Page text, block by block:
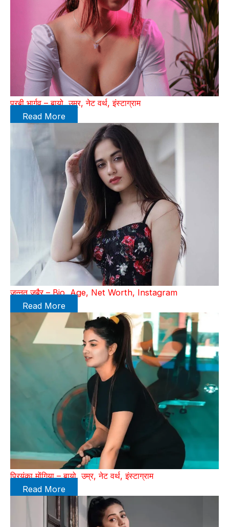
पूरबी भार्गव – बायो, उम्र, नेट वर्थ, इंस्टाग्राम
Read More
जन्नत जुबैर – Bio, Age, Net Worth, Instagram
Read More
प्रियंका मोंगिया – बायो, उम्र, नेट वर्थ, इंस्टाग्राम
Read More